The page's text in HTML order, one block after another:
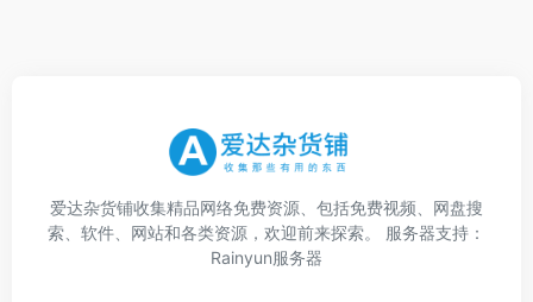
爱达杂货铺收集精品网络免费资源、包括免费视频、网盘搜
索、软件、网站和各类资源，欢迎前来探索。 服务器支持：
Rainyun服务器